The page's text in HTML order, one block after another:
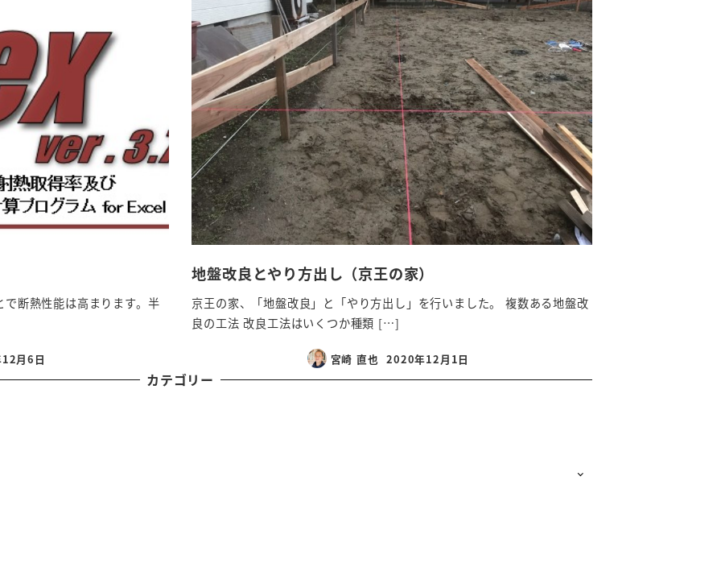
断熱性能は高まります。半
月6日
地盤改良とやり方出し（京王の家）
京王の家、「地盤改良」と「やり方出し」を行いました。 複数ある地盤改
良の工法 改良工法はいくつか種類 […]
宮崎 直也
投稿日
2020年12月1日
カテゴリー